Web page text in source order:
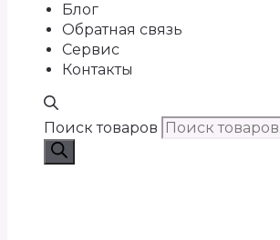
Блог
Обратная связь
Сервис
Контакты
Поиск товаров